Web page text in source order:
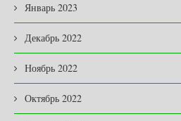
Январь 2023
Декабрь 2022
Ноябрь 2022
Октябрь 2022